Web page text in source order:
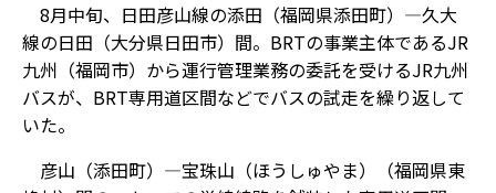
8月中旬、日田彦山線の添田（福岡県添田町）―久大
線の日田（大分県日田市）間。BRTの事業主体であるJR
九州（福岡市）から運行管理業務の委託を受けるJR九州
バスが、BRT専用道区間などでバスの試走を繰り返して
いた。
彦山（添田町）―宝珠山（ほうしゅやま）（福岡県東